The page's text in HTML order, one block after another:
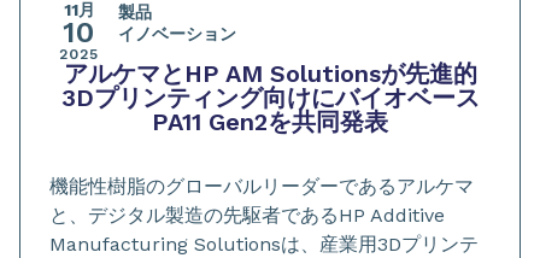
11月
10
2025
製品
イノベーション
アルケマとHP AM Solutionsが先進的
3Dプリンティング向けにバイオベース
PA11 Gen2を共同発表
機能性樹脂のグローバルリーダーであるアルケマ
と、デジタル製造の先駆者であるHP Additive
Manufacturing Solutionsは、産業用3Dプリンテ